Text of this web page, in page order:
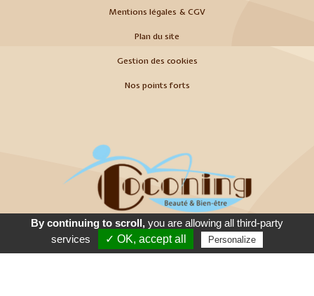
Mentions légales & CGV
Plan du site
Gestion des cookies
Nos points forts
Appeler E-Mail Venir
By continuing to scroll,you are allowing all third-party
services
✓ OK, accept all Personalize